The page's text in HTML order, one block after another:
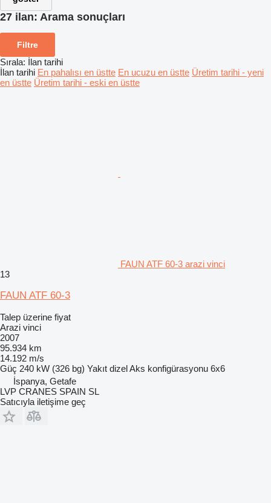
27 ilan: Arama sonuçları
Filtre
Sırala: İlan tarihi
İlan tarihi En pahalısı en üstte En ucuzu en üstte Üretim tarihi - yeni
en üstte Üretim tarihi - eski en üstte
FAUN ATF 60-3 arazi vinci
13
FAUN ATF 60-3
Talep üzerine fiyat
Arazi vinci
2007
95.934 km
14.192 m/s
Güç 240 kW (326 bg) Yakıt dizelAks konfigürasyonu 6x6
İspanya, Getafe
LVP CRANES SPAIN SL
Satıcıyla iletişime geç